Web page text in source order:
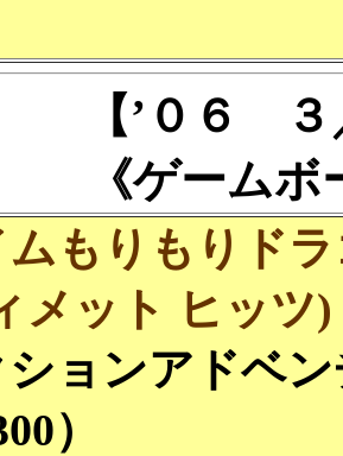
【’０６
《ゲーム
ムもりもりド
メット ヒッツ)
ョンアドベン
）